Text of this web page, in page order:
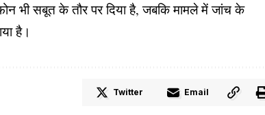
भी सबूत के तौर पर दिया है, जबकि मामले में जांच के
है।
Twitter Email